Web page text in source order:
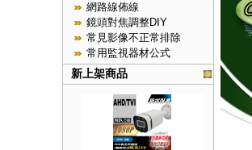
網路線佈線
鏡頭對焦調整DIY
常見影像不正常排除
常用監視器材公式
新上架商品